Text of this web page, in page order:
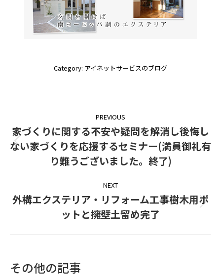
Category: アイネットサービスのブログ
navigation
PREVIOUS
Previous
post:
家づくりに関する不安や疑問を解消し後悔し
ない家づくりを応援するセミナー(満員御礼有
り難うございました。終了)
NEXT
Next
post:
外構エクステリア・リフォーム工事樹木用ポ
ットと擁壁土留め完了
その他の記事